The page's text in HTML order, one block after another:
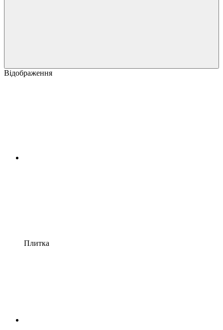
Відображення
Плитка